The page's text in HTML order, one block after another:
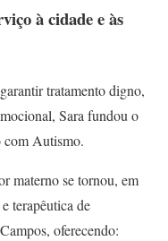
à cidade e às
tratamento digno,
Sara fundou o
Autismo.
materno se tornou, em
terapêutica de
oferecendo: